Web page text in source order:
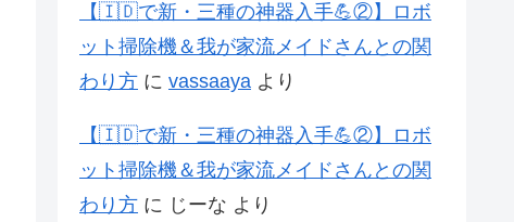
【🇮🇩で新・三種の神器入手💪②】ロボ
ット掃除機＆我が家流メイドさんとの関
わり方 に vassaaya より
【🇮🇩で新・三種の神器入手💪②】ロボ
ット掃除機＆我が家流メイドさんとの関
わり方 に じーな より